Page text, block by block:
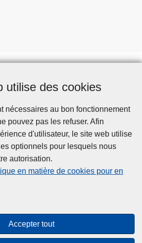
utilise des cookies
nécessaires au bon fonctionnement
pouvez pas les refuser. Afin
d'utilisateur, le site web utilise
optionnels pour lesquels nous
autorisation.
en matière de cookies pour en
Accepter tout
Téléchargements
Presse
Cookies
Accessibilité